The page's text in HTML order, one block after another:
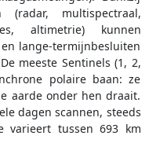
multispectraal,
altimetrie) kunnen
lange-termijnbesluiten
meeste Sentinels (1, 2,
polaire baan: ze
aarde onder hen draait.
dagen scannen, steeds
varieert tussen 693 km